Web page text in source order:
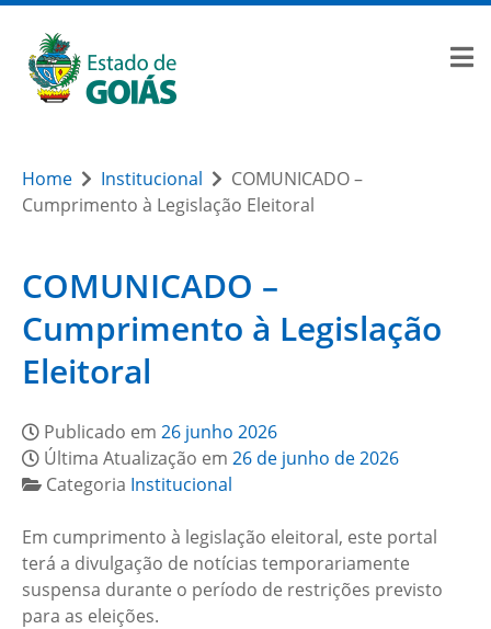
Home Institucional
COMUNICADO –
Cumprimento à Legislação Eleitoral
COMUNICADO –
Cumprimento à Legislação
Eleitoral
Publicado em 26 junho 2026
Última Atualização em 26 de junho de 2026
Categoria Institucional
Em cumprimento à legislação eleitoral, este portal
terá a divulgação de notícias temporariamente
suspensa durante o período de restrições previsto
para as eleições.